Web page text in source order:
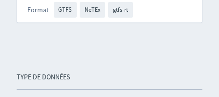
TYPE DE DONNÉES
Format GTFS NeTEx gtfs-rt